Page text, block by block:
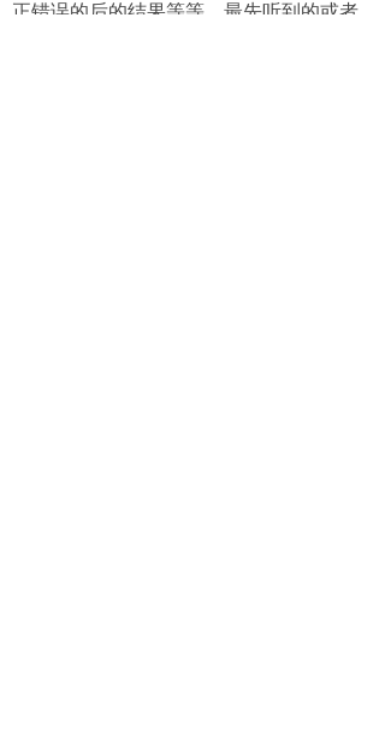
正错误的后的结果等等，最先听到的或者